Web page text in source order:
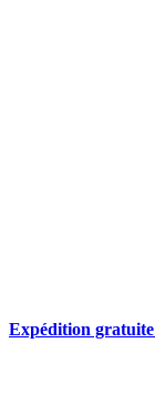
Expédition gratuite